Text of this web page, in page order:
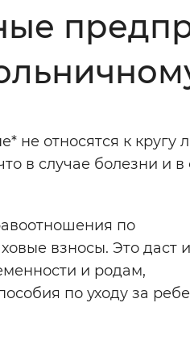
Синий
относятся к кругу
в случае болезни и в
по
взносы. Это даст
и родам,
по уходу за